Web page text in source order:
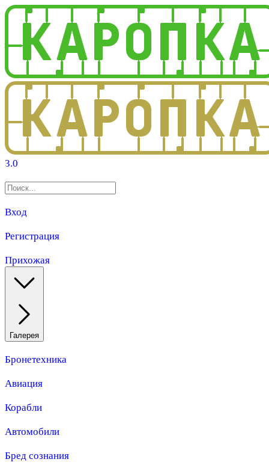
3.0
Вход
Регистрация
Прихожая
Галерея
Бронетехника
Авиация
Корабли
Автомобили
Бред сознания